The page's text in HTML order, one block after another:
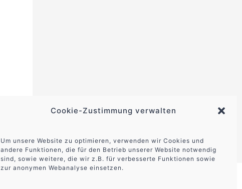
Cookie-Zustimmung verwalten
Um unsere Website zu optimieren, verwenden wir Cookies und
andere Funktionen, die für den Betrieb unserer Website notwendig
sind, sowie weitere, die wir z.B. für verbesserte Funktionen sowie
zur anonymen Webanalyse einsetzen.